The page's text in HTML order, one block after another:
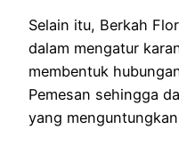
Selain itu, Berkah
dalam mengatur
membentuk
Pemesan sehingga
yang